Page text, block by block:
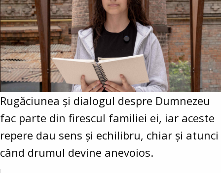
Rugăciunea și dialogul despre Dumnezeu
fac parte din firescul familiei ei, iar aceste
repere dau sens și echilibru, chiar și atunci
când drumul devine anevoios.